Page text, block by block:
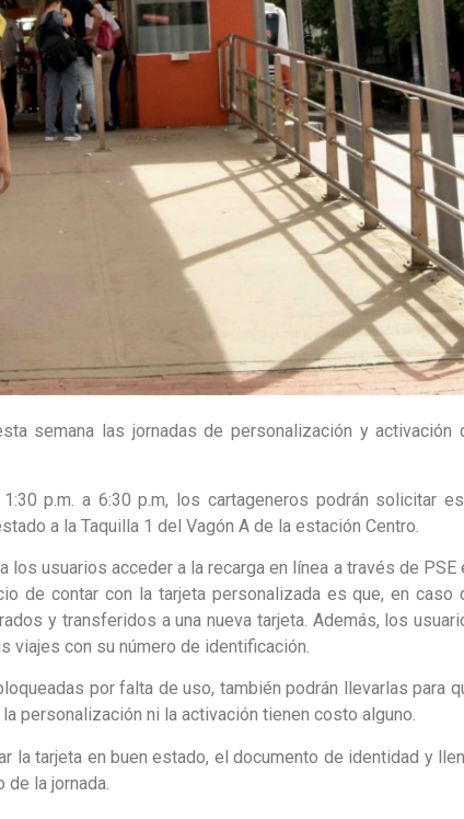
semana las jornadas de personalización y activación
p.m. a 6:30 p.m, los cartageneros podrán solicitar
a la Taquilla 1 del Vagón A de la estación Centro.
los usuarios acceder a la recarga en línea a través de PSE
de contar con la tarjeta personalizada es que, en caso
y transferidos a una nueva tarjeta. Además, los
viajes con su número de identificación.
por falta de uso, también podrán llevarlas para
personalización ni la activación tienen costo alguno.
la tarjeta en buen estado, el documento de identidad y
de la jornada.